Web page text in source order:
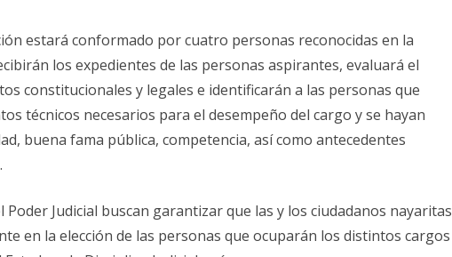
estará conformado por cuatro personas reconocidas en la
los expedientes de las personas aspirantes, evaluará el
constitucionales y legales e identificarán a las personas que
técnicos necesarios para el desempeño del cargo y se hayan
buena fama pública, competencia, así como antecedentes
Judicial buscan garantizar que las y los ciudadanos nayaritas
en la elección de las personas que ocuparán los distintos cargos